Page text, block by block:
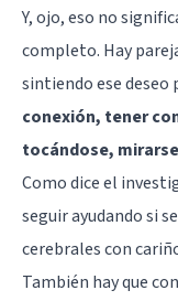
Y, ojo, eso no
completo. Hay
sintiendo ese deseo
conexión, tener
tocándose,
Como dice el
seguir ayudando si
cerebrales con
También hay que